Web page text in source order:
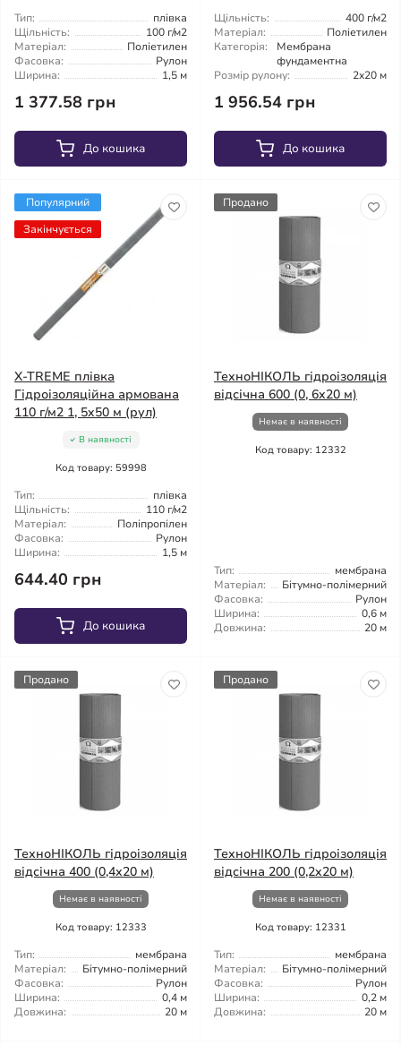
Тип:
плівка
Щільність:
100 г/м2
Матеріал:
Поліетилен
Фасовка:
Рулон
Ширина:
1,5 м
1 377.58 грн
До кошика
Щільність:
400 г/м2
Матеріал:
Поліетилен
Категорія:
Мембрана
фундаментна
Розмір рулону:
2x20 м
1 956.54 грн
До кошика
Популярний
Закінчується
X-TREME плівка
Гідроізоляційна армована
110 г/м2 1, 5x50 м (рул)
В наявності
Код товару: 59998
Тип:
плівка
Щільність:
110 г/м2
Матеріал:
Поліпропілен
Фасовка:
Рулон
Ширина:
1,5 м
644.40 грн
До кошика
Продано
ТехноНІКОЛЬ гідроізоляція
відсічна 600 (0, 6x20 м)
Немає в наявності
Код товару: 12332
Тип:
мембрана
Матеріал:
Бітумно-полімерний
Фасовка:
Рулон
Ширина:
0,6 м
Довжина:
20 м
Продано
ТехноНІКОЛЬ гідроізоляція
відсічна 400 (0,4х20 м)
Немає в наявності
Код товару: 12333
Тип:
мембрана
Матеріал:
Бітумно-полімерний
Фасовка:
Рулон
Ширина:
0,4 м
Довжина:
20 м
Продано
ТехноНІКОЛЬ гідроізоляція
відсічна 200 (0,2x20 м)
Немає в наявності
Код товару: 12331
Тип:
мембрана
Матеріал:
Бітумно-полімерний
Фасовка:
Рулон
Ширина:
0,2 м
Довжина:
20 м